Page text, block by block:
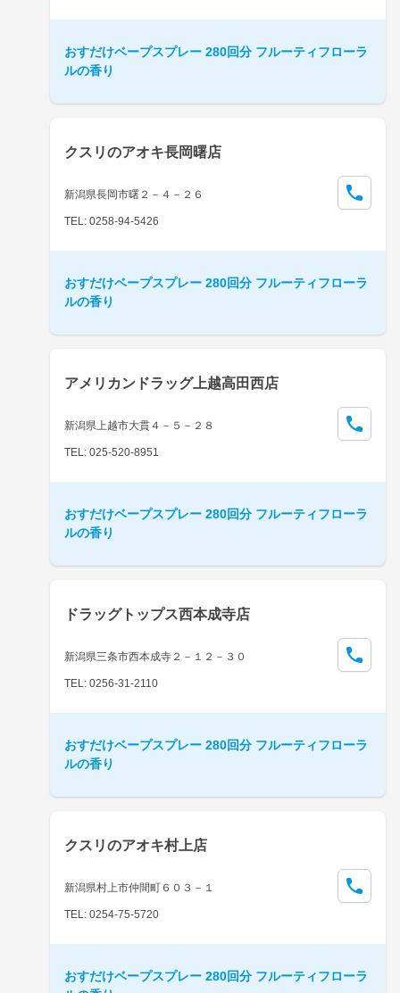
おすだけベープスプレー 280回分 フルーティフローラ
ルの香り
クスリのアオキ長岡曙店
新潟県長岡市曙２－４－２６
TEL: 0258-94-5426
おすだけベープスプレー 280回分 フルーティフローラ
ルの香り
アメリカンドラッグ上越高田西店
新潟県上越市大貫４－５－２８
TEL: 025-520-8951
おすだけベープスプレー 280回分 フルーティフローラ
ルの香り
ドラッグトップス西本成寺店
新潟県三条市西本成寺２－１２－３０
TEL: 0256-31-2110
おすだけベープスプレー 280回分 フルーティフローラ
ルの香り
クスリのアオキ村上店
新潟県村上市仲間町６０３－１
TEL: 0254-75-5720
おすだけベープスプレー 280回分 フルーティフローラ